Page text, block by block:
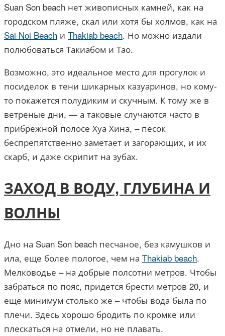
Suan Son beach нет живописных камней, как на
городском пляже, скал или хотя бы холмов, как на
Sai Noi Beach и Thakiab beach. Но можно издали
полюбоваться Такиабом и Тао.
Возможно, это идеальное место для прогулок и
посиделок в тени шикарных казуаринов, но кому-
то покажется полудиким и скучным. К тому же в
ветреные дни, — а таковые случаются часто в
прибрежной полосе Хуа Хина, – песок
беспрепятственно заметает и загорающих, и их
скарб, и даже скрипит на зубах.
ЗАХОД В ВОДУ, ГЛУБИНА И
ВОЛНЫ
Дно на Suan Son beach песчаное, без камушков и
ила, еще более пологое, чем на Thakiab beach.
Мелководье – на добрые полсотни метров. Чтобы
забраться по пояс, придется брести метров 20, и
еще минимум столько же – чтобы вода была по
плечи. Здесь хорошо бродить по кромке или
плескаться на отмели, но не плавать.